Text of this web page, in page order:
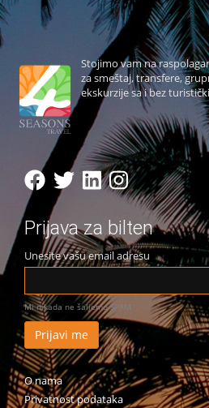
Stojimo vam na
za smeštaj, transfere,
ekskurzije sa i bez
Prijava za bilten
Unesite vašu email adresu
Mi nikada ne šaljemo SPAM
O nama
Privatnost podataka